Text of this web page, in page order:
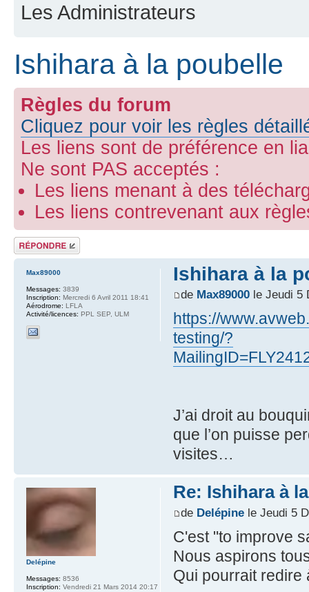
Les Administrateurs
Ishihara à la poubelle
Règles du forum
Cliquez pour voir les règles
Les liens sont de préférence en
Ne sont PAS acceptés :
Les liens menant à des
Les liens contrevenant aux
Répondre
Ishihara à la
de Max89000le Jeudi 5
https://
testing/?
J’ai droit au
que l’on puisse
visites…
Max89000
Messages: 3839
Inscription: Mercredi 6 Avril 2011 18:41
Aérodrome: LFLA
Activité/licences: PPL SEP, ULM
Re: Ishihara à
de Delépinele Jeudi 5
C'est "to improve
Nous aspirons
Qui pourrait redire
Delépine
Messages: 8536
Inscription: Vendredi 21 Mars 2014 20:17